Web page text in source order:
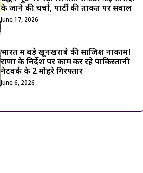
के जाने की चर्चा, पार्टी की ताकत पर सवाल
June 17, 2026
भारत में बड़े खूनखराबे की साजिश नाकाम!
राणा के निर्देश पर काम कर रहे पाकिस्तानी
नेटवर्क के 2 मोहरे गिरफ्तार
June 6, 2026